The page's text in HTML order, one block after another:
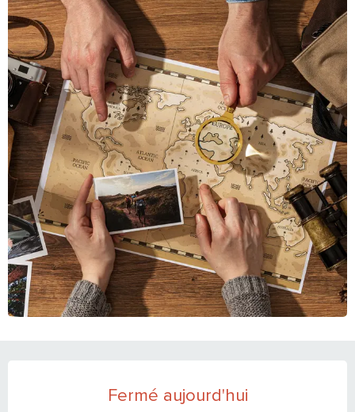
Fermé aujourd'hui